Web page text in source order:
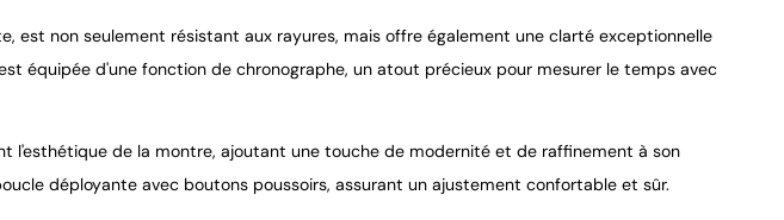
est non seulement résistant aux rayures, mais offre également une clarté exceptionnelle
équipée d'une fonction de chronographe, un atout précieux pour mesurer le temps avec
l'esthétique de la montre, ajoutant une touche de modernité et de raffinement à son
déployante avec boutons poussoirs, assurant un ajustement confortable et sûr.